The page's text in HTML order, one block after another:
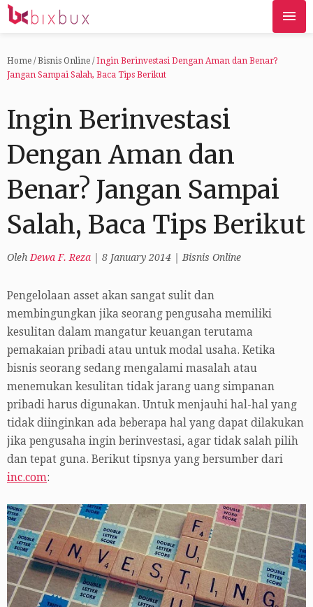
Home / Bisnis Online / Ingin Berinvestasi Dengan Aman dan Benar?
Jangan Sampai Salah, Baca Tips Berikut
Ingin Berinvestasi
Dengan Aman dan
Benar? Jangan Sampai
Salah, Baca Tips Berikut
Oleh Dewa F. Reza 8 January 2014 Bisnis Online
Pengelolaan asset akan sangat sulit dan
membingungkan jika seorang pengusaha memiliki
kesulitan dalam mangatur keuangan terutama
pemakaian pribadi atau untuk modal usaha. Ketika
bisnis seorang sedang mengalami masalah atau
menemukan kesulitan tidak jarang uang simpanan
pribadi harus digunakan. Untuk menjauhi hal-hal yang
tidak diinginkan ada beberapa hal yang dapat dilakukan
jika pengusaha ingin berinvestasi, agar tidak salah pilih
dan tepat guna. Berikut tipsnya yang bersumber dari
inc.com: